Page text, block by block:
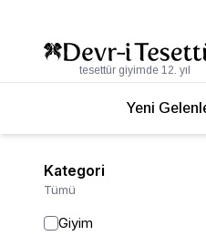
tesettür giyimde 12. yıl
Yeni
Kategori
Tümü
Giyim